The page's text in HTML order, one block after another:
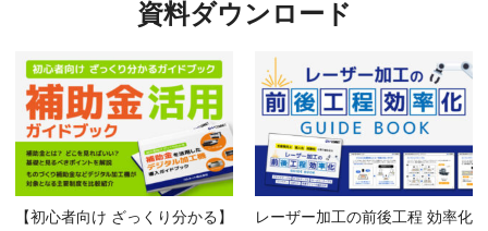
資料ダウンロード
【初心者向け ざっくり分かる】
レーザー加工の前後工程 効率化